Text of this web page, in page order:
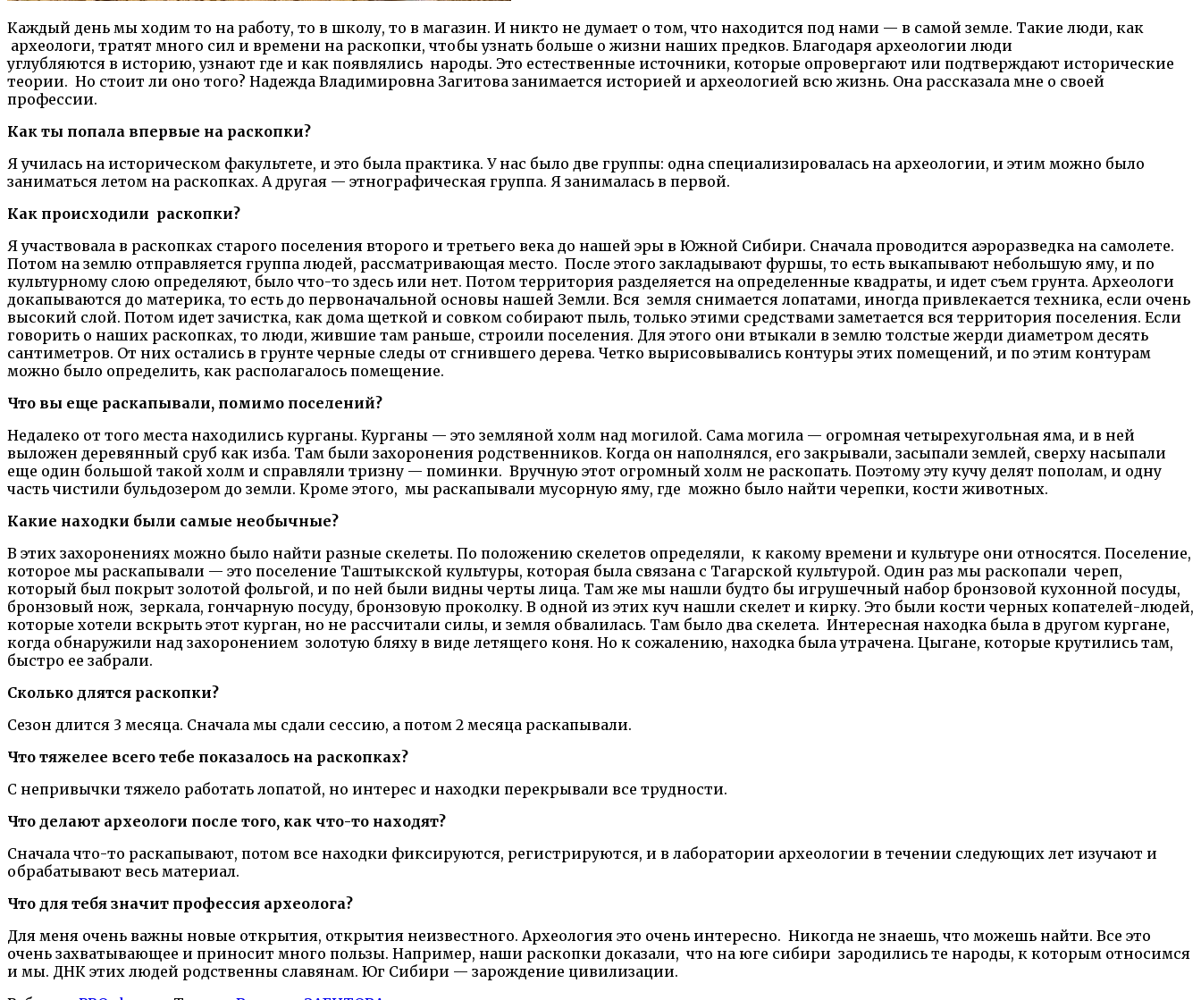
Каждый день мы ходим то на работу, то в школу, то в магазин. И никто не думает о том, что находится под нами — в самой земле. Такие люди, как
археологи, тратят много сил и времени на раскопки, чтобы узнать больше о жизни наших предков. Благодаря археологии люди
углубляются в историю, узнают где и как появлялись народы. Это естественные источники, которые опровергают или подтверждают исторические
теории. Но стоит ли оно того? Надежда Владимировна Загитова занимается историей и археологией всю жизнь. Она рассказала мне о своей
профессии.
Как ты попала впервые на раскопки?
Я училась на историческом факультете, и это была практика. У нас было две группы: одна специализировалась на археологии, и этим можно было
заниматься летом на раскопках. А другая — этнографическая группа. Я занималась в первой.
Как происходили раскопки?
Я участвовала в раскопках старого поселения второго и третьего века до нашей эры в Южной Сибири. Сначала проводится аэроразведка на самолете.
Потом на землю отправляется группа людей, рассматривающая место. После этого закладывают фуршы, то есть выкапывают небольшую яму, и по
культурному слою определяют, было что-то здесь или нет. Потом территория разделяется на определенные квадраты, и идет съем грунта. Археологи
докапываются до материка, то есть до первоначальной основы нашей Земли. Вся земля снимается лопатами, иногда привлекается техника, если очень
высокий слой. Потом идет зачистка, как дома щеткой и совком собирают пыль, только этими средствами заметается вся территория поселения. Если
говорить о наших раскопках, то люди, жившие там раньше, строили поселения. Для этого они втыкали в землю толстые жерди диаметром десять
сантиметров. От них остались в грунте черные следы от сгнившего дерева. Четко вырисовывались контуры этих помещений, и по этим контурам
можно было определить, как располагалось помещение.
Что вы еще раскапывали, помимо поселений?
Недалеко от того места находились курганы. Курганы — это земляной холм над могилой. Сама могила — огромная четырехугольная яма, и в ней
выложен деревянный сруб как изба. Там были захоронения родственников. Когда он наполнялся, его закрывали, засыпали землей, сверху насыпали
еще один большой такой холм и справляли тризну — поминки. Вручную этот огромный холм не раскопать. Поэтому эту кучу делят пополам, и одну
часть чистили бульдозером до земли. Кроме этого, мы раскапывали мусорную яму, где можно было найти черепки, кости животных.
Какие находки были самые необычные?
В этих захоронениях можно было найти разные скелеты. По положению скелетов определяли, к какому времени и культуре они относятся. Поселение,
которое мы раскапывали — это поселение Таштыкской культуры, которая была связана с Тагарской культурой. Один раз мы раскопали череп,
который был покрыт золотой фольгой, и по ней были видны черты лица. Там же мы нашли будто бы игрушечный набор бронзовой кухонной посуды,
бронзовый нож, зеркала, гончарную посуду, бронзовую проколку. В одной из этих куч нашли скелет и кирку. Это были кости черных копателей-людей,
которые хотели вскрыть этот курган, но не рассчитали силы, и земля обвалилась. Там было два скелета. Интересная находка была в другом кургане,
когда обнаружили над захоронением золотую бляху в виде летящего коня. Но к сожалению, находка была утрачена. Цыгане, которые крутились там,
быстро ее забрали.
Сколько длятся раскопки?
Сезон длится 3 месяца. Сначала мы сдали сессию, а потом 2 месяца раскапывали.
Что тяжелее всего тебе показалось на раскопках?
С непривычки тяжело работать лопатой, но интерес и находки перекрывали все трудности.
Что делают археологи после того, как что-то находят?
Сначала что-то раскапывают, потом все находки фиксируются, регистрируются, и в лаборатории археологии в течении следующих лет изучают и
обрабатывают весь материал.
Что для тебя значит профессия археолога?
Для меня очень важны новые открытия, открытия неизвестного. Археология это очень интересно. Никогда не знаешь, что можешь найти. Все это
очень захватывающее и приносит много пользы. Например, наши раскопки доказали, что на юге сибири зародились те народы, к которым относимся
и мы. ДНК этих людей родственны славянам. Юг Сибири — зарождение цивилизации.